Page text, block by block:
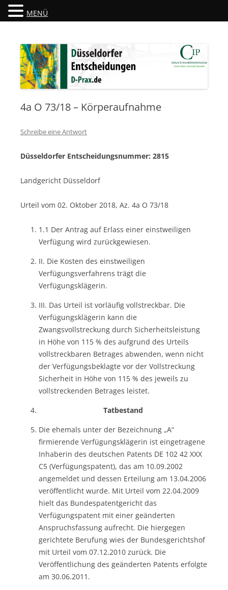
Düsseldorfer Entscheidungen
4a O 73/18 – Körperaufnahme
Schreibe eine Antwort
Düsseldorfer Entscheidungsnummer: 2815
Landgericht Düsseldorf
Urteil vom 02. Oktober 2018, Az. 4a O 73/18
1.1 Der Antrag auf Erlass einer einstweiligen
Verfügung wird zurückgewiesen.
II. Die Kosten des einstweiligen
Verfügungsverfahrens trägt die
Verfügungsklägerin.
III. Das Urteil ist vorläufig vollstreckbar. Die
Verfügungsklägerin kann die
Zwangsvollstreckung durch Sicherheitsleistung
in Höhe von 115 % des aufgrund des Urteils
vollstreckbaren Betrages abwenden, wenn nicht
der Verfügungsbeklagte vor der Vollstreckung
Sicherheit in Höhe von 115 % des jeweils zu
vollstreckenden Betrages leistet.
Tatbestand
Die ehemals unter der Bezeichnung „A“
firmierende Verfügungsklägerin ist eingetragene
Inhaberin des deutschen Patents DE 102 42 XXX
C5 (Verfügungspatent), das am 10.09.2002
angemeldet und dessen Erteilung am 13.04.2006
veröffentlicht wurde. Mit Urteil vom 22.04.2009
hielt das Bundespatentgericht das
Verfügungspatent mit einer geänderten
Anspruchsfassung aufrecht. Die hiergegen
gerichtete Berufung wies der Bundesgerichtshof
mit Urteil vom 07.12.2010 zurück. Die
Veröffentlichung des geänderten Patents erfolgte
am 30.06.2011.
MENÜ